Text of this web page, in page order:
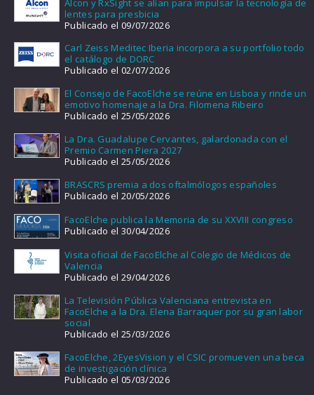
lentes para presbicia
Publicado el 09/07/2026
Carl Zeiss Meditec Iberia incorpora a su portfolio todo
el catálogo de DORC
Publicado el 02/07/2026
El Consejo de FacoElche se reúne en Lisboa y rinde un
emotivo homenaje a la Dra. Filomena Ribeiro
Publicado el 25/05/2026
La Dra. Guadalupe Cervantes, galardonada con el
Premio Carmen Piera 2027
Publicado el 25/05/2026
BRASCRS premia a dos oftalmólogos españoles
Publicado el 20/05/2026
FacoElche publica la Memoria de su XXVIII congreso
Publicado el 30/04/2026
Visita oficial de FacoElche al Colegio de Médicos de
Valencia
Publicado el 29/04/2026
La Televisión Pública Valenciana entrevista en
FacoElche a la Dra. Elena Barraquer por su gran labor
social
Publicado el 25/03/2026
FacoElche, 2EyesVision y el CSIC promueven una beca
de investigación clínica
Publicado el 05/03/2026